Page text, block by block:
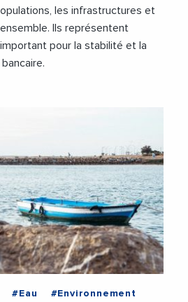
les infrastructures et
ensemble. Ils représentent
pour la stabilité et la
#Eau
#Environnement